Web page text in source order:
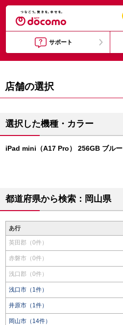
サポート
店舗の選択
選択した機種・カラー
iPad mini（A17 Pro） 256GB ブルー
都道府県から検索：岡山県
あ行
英田郡（0件）
赤磐市（0件）
浅口郡（0件）
浅口市（1件）
井原市（1件）
岡山市（14件）